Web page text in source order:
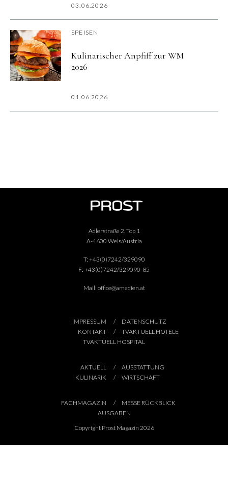
03.06.2026
SPEISEN
Kulinarischer Anpfiff zur WM
2026
01.06.2026
Adlerstraße 2, Top 1
A-4600 Wels/Austria
T: +43(0)7242/329090
F: +43(0)7242/329090-85
Mail: office@amedien.at
IMPRESSUM
DATENSCHUTZ
KONTAKT
TVAKTUELL HOTELE
TVAKTUELL HOSPITAL
AKTUELL
AUSSTATTUNG
KULINARIK
WIRTSCHAFT
FACHMAGAZIN
MESSE RÜCKBLICK
AUSGABEN
Copyright Prost Magazin 2026